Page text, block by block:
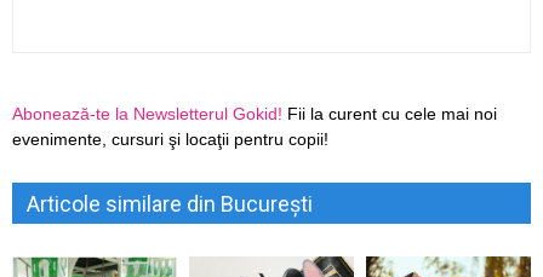
Abonează-te la Newsletterul Gokid! Fii la curent cu cele mai noi
evenimente, cursuri şi locaţii pentru copii!
Articole similare din București